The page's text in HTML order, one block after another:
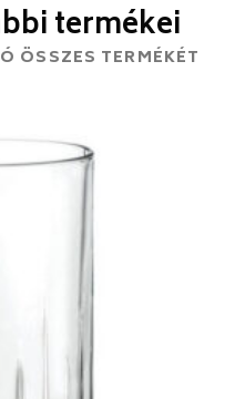
termékei
ÖSSZES TERMÉKÉT